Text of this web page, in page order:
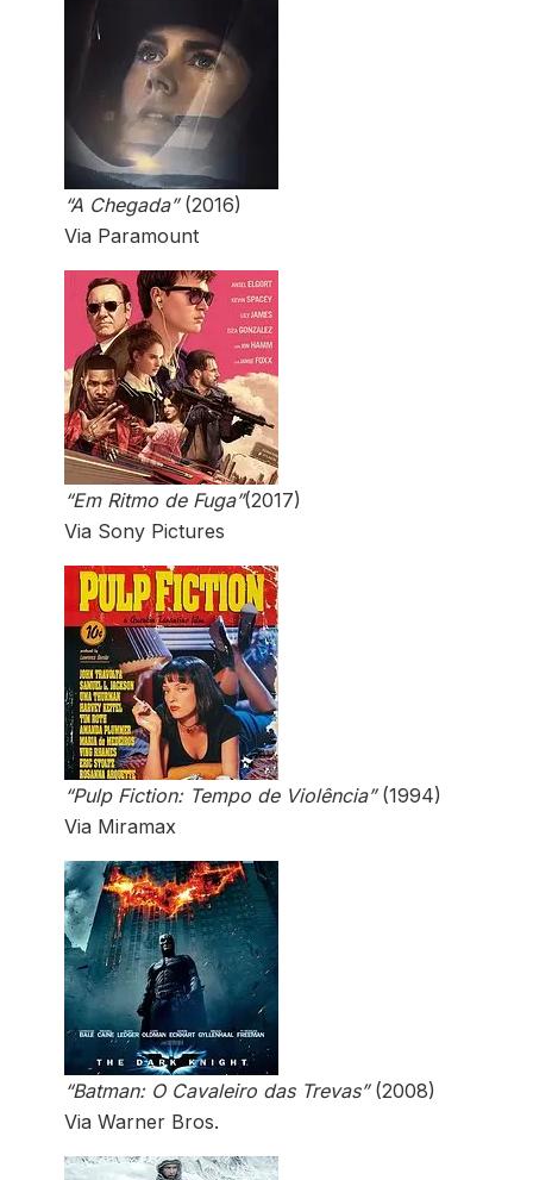
“A Chegada”(2016)
Via Paramount
“Em Ritmo de Fuga”(2017)
Via Sony Pictures
“Pulp Fiction: Tempo de Violência”(1994)
Via Miramax
“Batman: O Cavaleiro das Trevas”(2008)
Via Warner Bros.